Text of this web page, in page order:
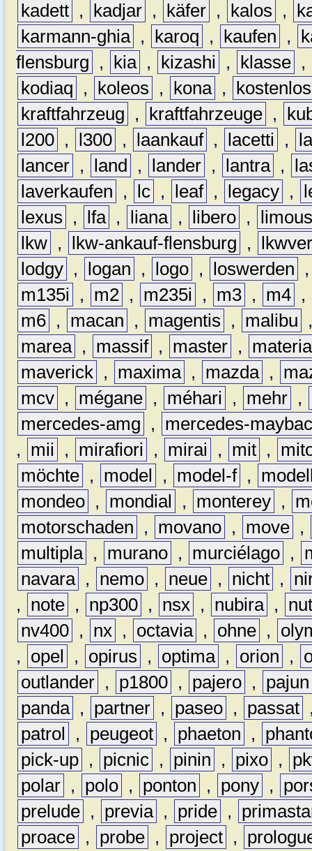
kadett , kadjar , käfer , kalos ,
karmann-ghia , karoq , kaufen ,
flensburg
, kia , kizashi , klasse ,
kodiaq
, koleos , kona ,
kostenlos
kraftfahrzeug
, kraftfahrzeuge ,
l200 , l300 , laankauf , lacetti ,
lancer , land , lander , lantra ,
laverkaufen
, lc , leaf , legacy ,
lexus
, lfa , liana , libero ,
lkw , lkw-ankauf-flensburg ,
lodgy , logan , logo , loswerden
m135i
, m2 , m235i , m3 , m4 ,
m6 , macan , magentis , malibu
marea , massif , master ,
materia
maverick , maxima , mazda ,
mcv , mégane , méhari , mehr ,
mercedes-amg
,
mercedes-
,
mii , mirafiori , mirai , mit ,
möchte , model , model-f ,
mondeo , mondial , monterey ,
motorschaden
, movano , move ,
multipla , murano , murciélago ,
navara , nemo , neue , nicht ,
,
note , np300 , nsx , nubira ,
nv400 , nx , octavia , ohne ,
,
opel , opirus , optima , orion ,
outlander , p1800 , pajero ,
pajun
panda , partner , paseo , passat
patrol
, peugeot , phaeton ,
pick-up , picnic , pinin , pixo ,
polar , polo , ponton , pony ,
prelude , previa , pride ,
proace , probe , project ,